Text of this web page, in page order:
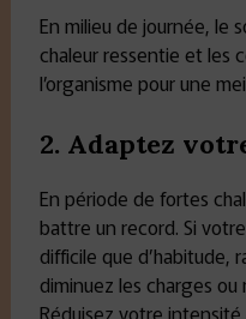
En milieu de journée, le
chaleur ressentie et les
l’organisme pour une
2. Adaptez
En période de fortes
battre un record. Si
difficile que d’habitude,
diminuez les charges
Réduisez votre intensité